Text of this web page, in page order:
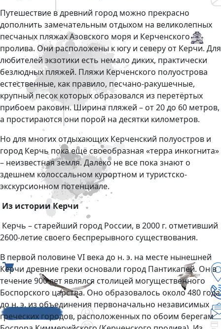
Путешествие в древний город можно прекрасно
дополнить замечательным отдыхом на великолепных
песчаных пляжах Азовского моря и Керченского
пролива. Они расположены к югу и северу от Керчи. Для
любителей экзотики есть немало диких, практически
безлюдных пляжей. Пляжи Керченского полуострова
естественные, как правило, песчано-ракушечные,
крупный песок которых образовался из перетёртых
прибоем раковин. Ширина пляжей – от 20 до 60 метров,
а простираются они порой на десятки километров.
Но для многих отдыхающих Керченский полуостров и
город Керчь пока ещё своеобразная «терра инкогнита»
– неизвестная земля. Далеко не все пока знают о
здешнем колоссальном курортном и туристско-
экскурсионном потенциале.
Из истории Керчи
Керчь – старейший город России, в 2000 г. отметивший
2600-летие своего беспрерывного существования.
В первой половине VI века до н. э. на месте нынешней
Керчи древние греки основали город Пантикапей. Он в
течение 900 лет являлся столицей могущественного
Боспорского царства. Оно образовалось около 480 года
до н. э. из объединения первоначально независимых
греческих городов, расположенных по обоим берегам